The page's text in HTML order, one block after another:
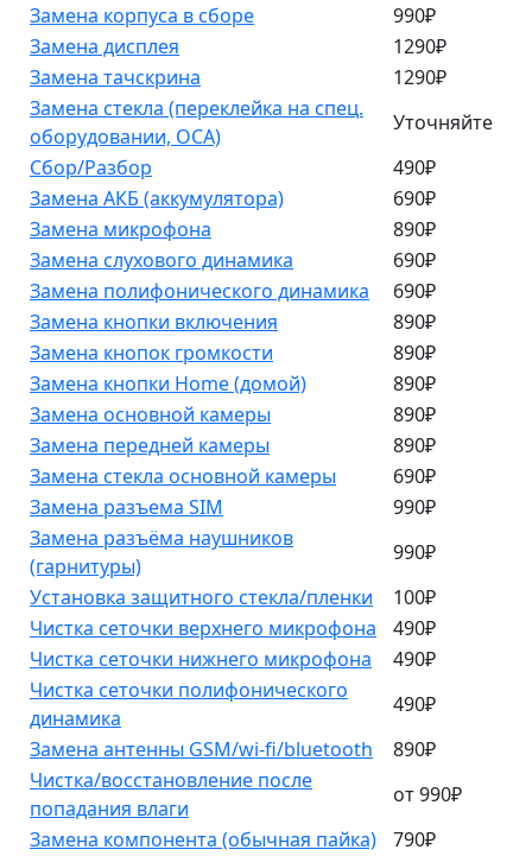
Замена корпуса в сборе
990₽
Замена дисплея
1290₽
Замена тачскрина
1290₽
Замена стекла (переклейка на спец.
оборудовании, OCA)
Уточняйте
Сбор/Разбор
490₽
Замена АКБ (аккумулятора)
690₽
Замена микрофона
890₽
Замена слухового динамика
690₽
Замена полифонического динамика
690₽
Замена кнопки включения
890₽
Замена кнопок громкости
890₽
Замена кнопки Home (домой)
890₽
Замена основной камеры
890₽
Замена передней камеры
890₽
Замена стекла основной камеры
690₽
Замена разъема SIM
990₽
Замена разъёма наушников
(гарнитуры)
990₽
Установка защитного стекла/пленки
100₽
Чистка сеточки верхнего микрофона
490₽
Чистка сеточки нижнего микрофона
490₽
Чистка сеточки полифонического
динамика
490₽
Замена антенны GSM/wi-fi/bluetooth
890₽
Чистка/восстановление после
попадания влаги
от 990₽
Замена компонента (обычная пайка)
790₽